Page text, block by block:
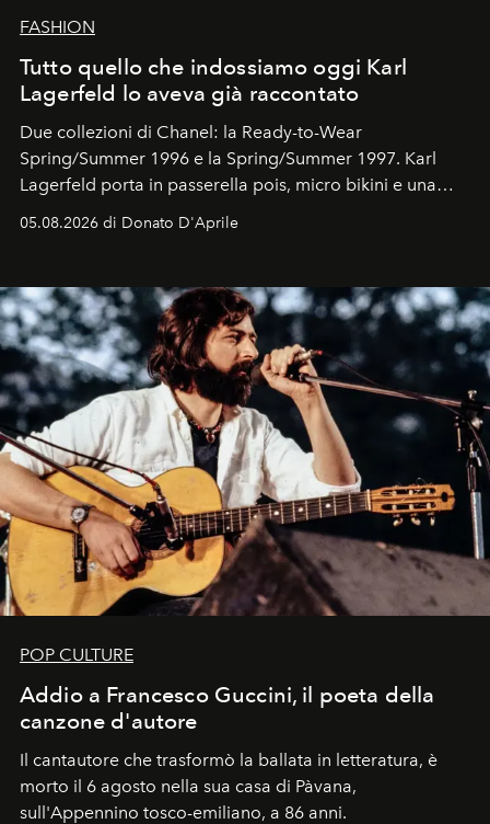
FASHION
Tutto quello che indossiamo oggi Karl
Lagerfeld lo aveva già raccontato
Due collezioni di Chanel: la Ready-to-Wear
Spring/Summer 1996 e la Spring/Summer 1997. Karl
Lagerfeld porta in passerella pois, micro bikini e una
logomania pensata per la spiaggia
Kate, Claudia e Carla una dietro l'altra. Trent'anni dopo,
uno dei documenti più contemporanei che abbiamo.
05.08.2026 di Donato D'Aprile
POP CULTURE
Addio a Francesco Guccini, il poeta della
canzone d'autore
Il cantautore che trasformò la ballata in letteratura, è
morto il 6 agosto nella sua casa di Pàvana,
sull'Appennino tosco-emiliano, a 86 anni.